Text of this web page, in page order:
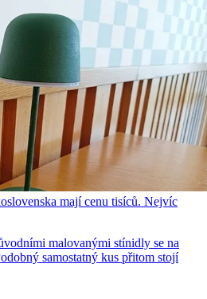
mají cenu tisíců. Nejvíc
malovanými stínidly se na
samostatný kus přitom stojí